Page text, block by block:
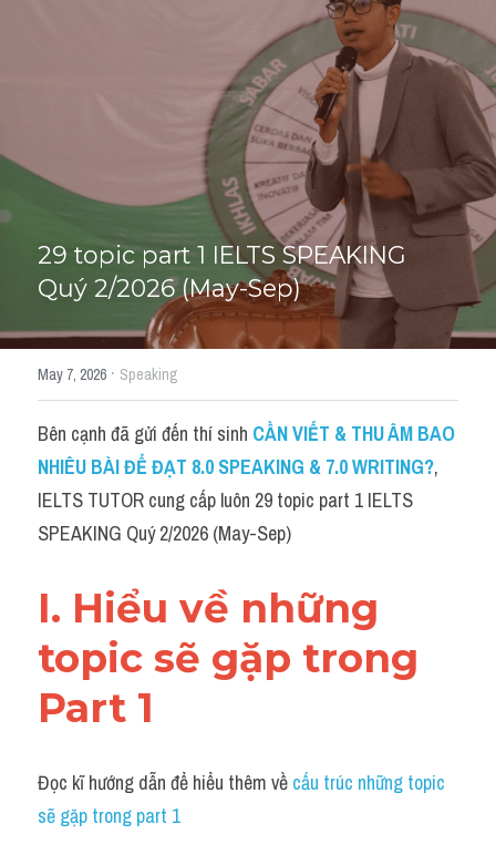
IELTS Videos - Ebook
Adj
Idiom
Khác
Từ vựng theo topic
Từ vựng theo Topic
Vocabulary - Grammar
Grammar
Cách paraphrase
Part 2
Noun
Cấu trúc câu
29 topic part 1 IELTS SPEAKING
Quý 2/2026 (May-Sep)
May 7, 2026 · Speaking
Bên cạnh đã gửi đến thí sinh CẦN VIẾT & THU ÂM BAO
NHIÊU BÀI ĐỂ ĐẠT 8.0 SPEAKING & 7.0 WRITING?,
IELTS TUTOR cung cấp luôn 29 topic part 1 IELTS
SPEAKING Quý 2/2026 (May-Sep)
I. Hiểu về những
topic sẽ gặp trong
Part 1
Đọc kĩ hướng dẫn để hiểu thêm về cấu trúc những topic
sẽ gặp trong part 1